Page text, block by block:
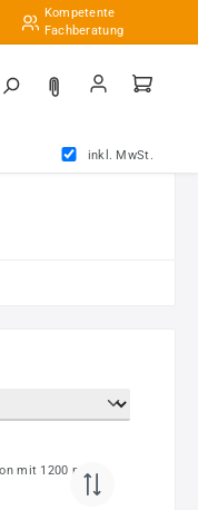
Kompetente
Fachberatung
inkl. MwSt.